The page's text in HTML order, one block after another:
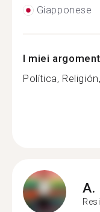
Giapponese
I miei
Política,
A.